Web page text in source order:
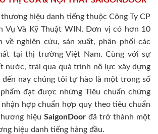
thương hiệu danh tiếng thuộc Công Ty CP
Vụ Và Kỹ Thuật WIN, Đơn vị có hơn 10
về nghiên cứu, sản xuất, phân phối các
tại thị trường Việt Nam. Cùng với sự
nước, trải qua quá trình nỗ lực xây dựng
nay chúng tôi tự hào là một trong số
đạt được những Tiêu chuẩn chứng
nhận hợp chuẩn hợp quy theo tiêu chuẩn
hiệu SaigonDoor đã trở thành một
hiệu danh tiếng hàng đầu.